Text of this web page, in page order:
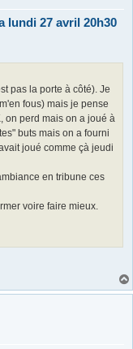
lundi 27 avril 20h30
pas la porte à côté). Je
fous) mais je pense
on perd mais on a joué à
buts mais on a fourni
joué comme çà jeudi
en tribune ces
voire faire mieux.